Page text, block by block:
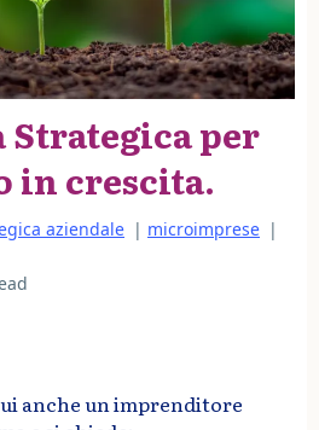
Strategica per
in crescita.
aziendale | microimprese |
anche un imprenditore